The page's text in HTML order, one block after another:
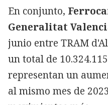
En conjunto,
Generalitat
junio entre TRAM
un total de
representan un
al mismo mes de